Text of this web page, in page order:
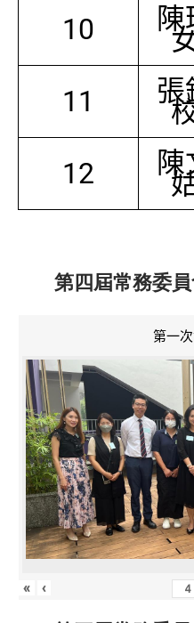
10 陳
11 張
12
第四屆常務委
第一
« ‹